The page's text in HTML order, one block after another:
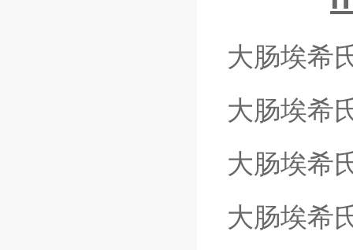
大肠埃希
大肠埃希
大肠埃希
大肠埃希